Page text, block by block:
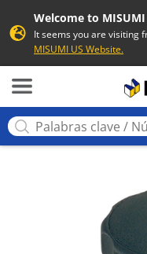
Welcome to
It seems you are visiting
MISUMI US Website.